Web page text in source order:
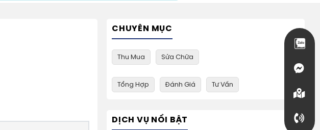
CHUYÊN MỤC
Thu Mua Sửa Chữa
Tổng Hợp Đánh Giá Tư Vấn
DỊCH VỤ NỔI BẬT